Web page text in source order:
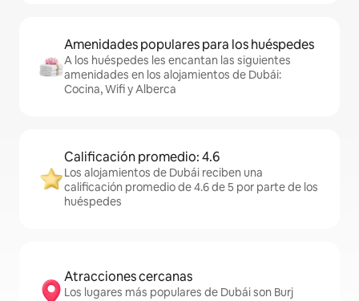
Amenidades populares para los huéspedes
A los huéspedes les encantan las siguientes
amenidades en los alojamientos de Dubái:
Cocina, Wifi y Alberca
Calificación promedio: 4.6
Los alojamientos de Dubái reciben una
calificación promedio de 4.6 de 5 por parte de los
huéspedes
Atracciones cercanas
Los lugares más populares de Dubái son Burj